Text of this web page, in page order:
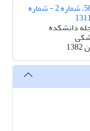
دوره 58، شماره 2 - شماره
مجله دانشکده